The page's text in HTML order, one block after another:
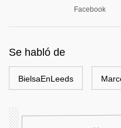
Facebook
Se habló de
BielsaEnLeeds